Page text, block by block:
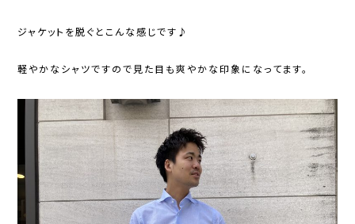
ジャケットを脱ぐとこんな感じです♪
軽やかなシャツですので見た目も爽やかな印象になってます。